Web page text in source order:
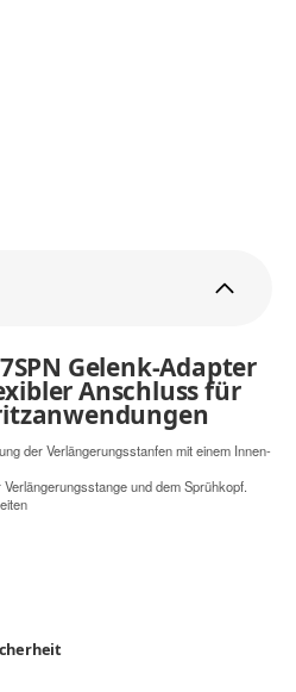
Gelenk-Adapter
Anschluss für
der Verlängerungsstanfen mit einem Innen-
und dem Sprühkopf.